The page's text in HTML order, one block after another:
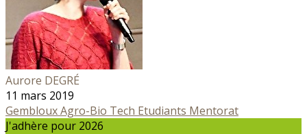
Aurore DEGRÉ
11 mars 2019
Gembloux Agro-Bio Tech Etudiants Mentorat
J'adhère pour 2026